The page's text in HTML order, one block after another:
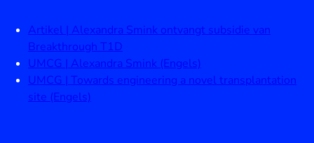
Artikel | Alexandra Smink ontvangt subsidie van
Breakthrough T1D
UMCG | Alexandra Smink (Engels)
UMCG | Towards engineering a novel transplantation
site (Engels)